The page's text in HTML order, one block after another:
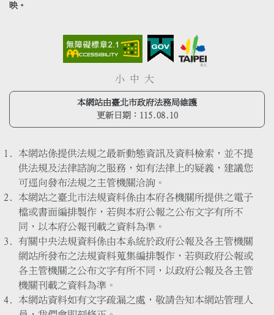
映。
小 中 大
本網站由臺北市政府法務局維護
更新日期： 115.08.10
本網站係提供法規之最新動態資訊及資料檢索，並不提
供法規及法律諮詢之服務，如有法律上的疑義，建議您
可逕向發布法規之主管機關洽詢。
本網站之臺北市法規資料係由本府各機關所提供之電子
檔或書面編排製作，若與本府公報之公布文字有所不
同，以本府公報刊載之資料為準。
有關中央法規資料係由本系統於政府公報及各主管機關
網站所發布之法規資料蒐集編排製作，若與政府公報或
各主管機關之公布文字有所不同，以政府公報及各主管
機關刊載之資料為準。
本網站資料如有文字疏漏之處，敬請告知本網站管理人